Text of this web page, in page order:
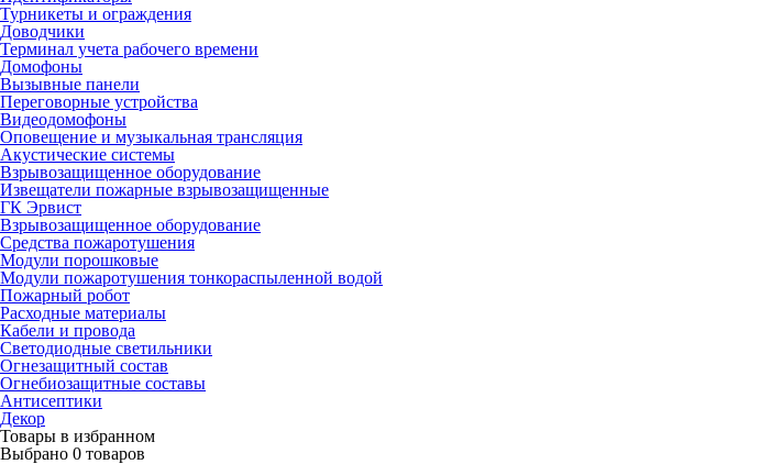
Турникеты и ограждения
Доводчики
Терминал учета рабочего времени
Домофоны
Вызывные панели
Переговорные устройства
Видеодомофоны
Оповещение и музыкальная трансляция
Акустические системы
Взрывозащищенное оборудование
Извещатели пожарные взрывозащищенные
ГК Эрвист
Взрывозащищенное оборудование
Средства пожаротушения
Модули порошковые
Модули пожаротушения тонкораспыленной водой
Пожарный робот
Расходные материалы
Кабели и провода
Светодиодные светильники
Огнезащитный состав
Огнебиозащитные составы
Антисептики
Декор
Товары в избранном
Выбрано 0 товаров